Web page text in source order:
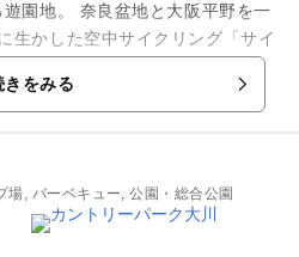
園地。 奈良盆地と大阪平野を一
れるようになっており、他にも
きをみる
場, バーベキュー, 公園・総合公園